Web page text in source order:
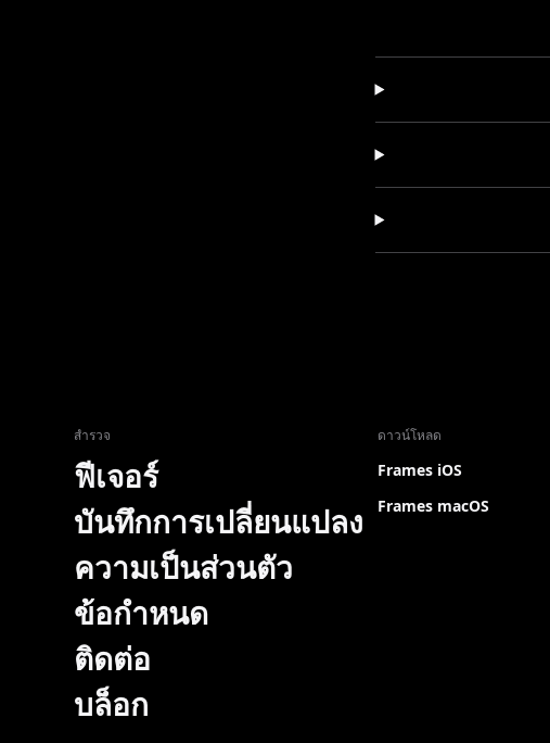
สำรวจ
ฟีเจอร์
บันทึกการเปลี่ยนแปลง
ความเป็นส่วนตัว
ข้อกำหนด
ติดต่อ
บล็อก
ดาวน์โหลด
Frames iOS
Frames macOS